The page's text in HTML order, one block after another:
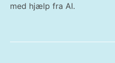
med hjælp fra AI.